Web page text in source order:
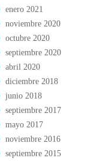
enero 2021
noviembre 2020
octubre 2020
septiembre 2020
abril 2020
diciembre 2018
junio 2018
septiembre 2017
mayo 2017
noviembre 2016
septiembre 2015